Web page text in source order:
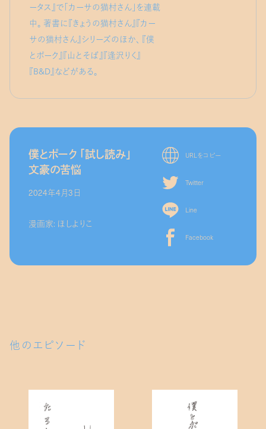
ータス』で「カーサの猫村さん」を連載
中。 著書に『きょうの猫村さん』『カー
サの猫村さん』シリーズのほか、 『僕
とポーク』『山とそば』『逢沢りく』
『B&D』などがある。
僕とポーク 「試し読み」
文豪の苦悩
2024年4月3日
漫画家: ほしよりこ
URLをコピー
Twitter
Line
Facebook
他のエピソード